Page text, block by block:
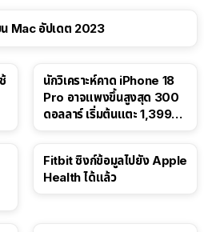
Mac อัปเดต 2023
นักวิเคราะห์คาด iPhone 18
Pro อาจแพงขึ้นสูงสุด 300
ดอลลาร์ เริ่มต้นแตะ 1,399
Fitbit ซิงก์ข้อมูลไปยัง Apple
Health ได้แล้ว